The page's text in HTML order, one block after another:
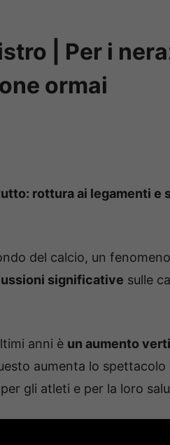
| Per i
ormai
rottura ai legamenti e
del calcio, un
significative sulle
anni è un aumento
aumenta lo
per gli atleti e per la loro